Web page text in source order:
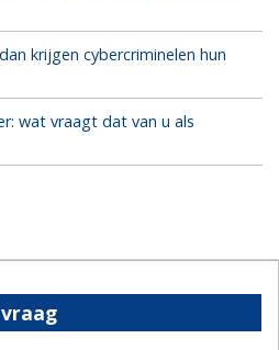
krijgen cybercriminelen hun
wat vraagt dat van u als